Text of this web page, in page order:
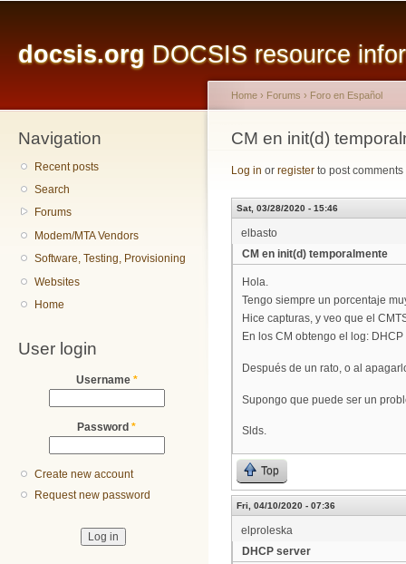
docsis.org DOCSIS resource
Navigation
Recent posts
Search
Forums
Modem/MTA Vendors
Software, Testing, Provisioning
Websites
Home
User login
Username *
Password *
Create new account
Request new password
You are here
Home › Forums › Foro en Español
CM en init(d)
Log in or register to post comments
Sat, 03/28/2020 - 15:46
elbasto
CM en init(d) temporalmente
Hola.
Tengo siempre un porcentaje
Hice capturas, y veo que el
En los CM obtengo el log:
Después de un rato, o al
Supongo que puede ser un
Slds.
Top
Fri, 04/10/2020 - 07:36
elproleska
DHCP server